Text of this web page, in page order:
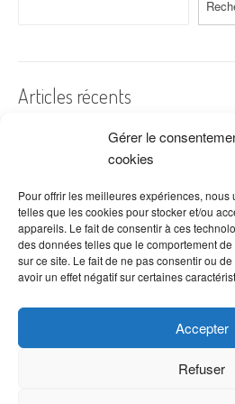
Gérer le
cookies
Pour offrir les meilleures expériences,
telles que les cookies pour stocker et/ou
appareils. Le fait de consentir à ces
des données telles que le comportement
sur ce site. Le fait de ne pas consentir ou
avoir un effet négatif sur certaines
Accepter
Refuser
aspects suivants : Connaître l’origine de la fleur
Qualité de la fleur Conditions de travail dans
Articles récents
A quelles dates de l’année offre-t-on des
Les fleurs préférées des Français
Combien de fois arroser un cactus ?
Quelles fleurs offrir pour la fête des
Idées de décoration avec fleurs séchées